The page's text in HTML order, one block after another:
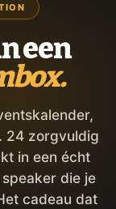
een
24 zorgvuldig
in een écht
die je
cadeau dat